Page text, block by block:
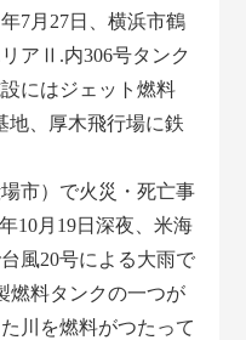
7月27日、横浜市鶴
アⅡ.内306号タンク
にはジェット燃料
地、厚木飛行場に鉄
市）で火災・死亡事
月19日深夜、米海
風20号による大雨で
燃料タンクの一つが
川を燃料がつたって